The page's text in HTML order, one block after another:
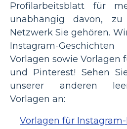
Profilarbeitsblatt für
unabhängig davon, zu
Netzwerk Sie gehören.
Instagram-
Vorlagen sowie Vorlagen
und Pinterest! Sehen
unserer anderen
Vorlagen an:
Vorlagen für